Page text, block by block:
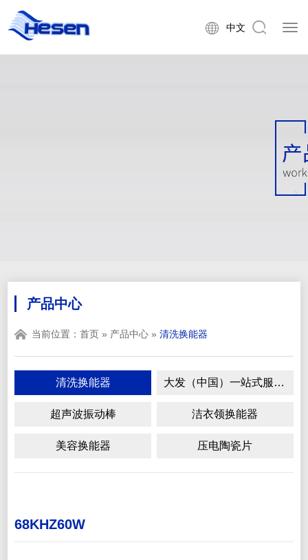
中文
产品中心
当前位置：首页 » 产品中心 »清洗换能器
清洗换能器 大发（中国）一站式服务官方网站
超声波振动棒 洁衣领换能器
美容换能器 压电陶瓷片
68KHZ60W